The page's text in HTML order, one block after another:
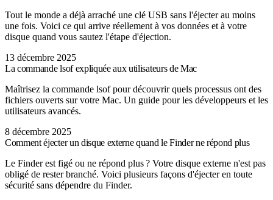
Tout le monde a déjà arraché une clé USB sans l'éjecter au moins
une fois. Voici ce qui arrive réellement à vos données et à votre
disque quand vous sautez l'étape d'éjection.
13 décembre 2025
La commande lsof expliquée aux utilisateurs de Mac
Maîtrisez la commande lsof pour découvrir quels processus ont des
fichiers ouverts sur votre Mac. Un guide pour les développeurs et les
utilisateurs avancés.
8 décembre 2025
Comment éjecter un disque externe quand le Finder ne répond plus
Le Finder est figé ou ne répond plus ? Votre disque externe n'est pas
obligé de rester branché. Voici plusieurs façons d'éjecter en toute
sécurité sans dépendre du Finder.